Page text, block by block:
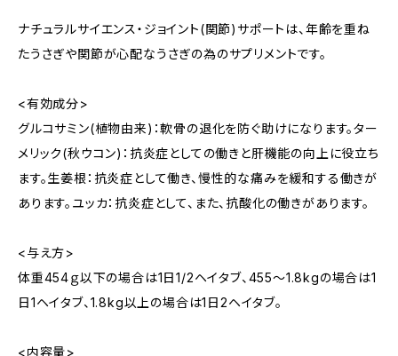
ナチュラルサイエンス・ジョイント(関節)サポートは、年齢を重ね
たうさぎや関節が心配なうさぎの為のサプリメントです。
<有効成分>
グルコサミン(植物由来)：軟骨の退化を防ぐ助けになります。ター
メリック(秋ウコン)：抗炎症としての働きと肝機能の向上に役立ち
ます。生姜根：抗炎症として働き、慢性的な痛みを緩和する働きが
あります。ユッカ：抗炎症として、また、抗酸化の働きがあります。
<与え方>
体重454ｇ以下の場合は1日1/2ヘイタブ、455～1.8kgの場合は1
日1ヘイタブ、1.8kg以上の場合は1日2ヘイタブ。
<内容量>